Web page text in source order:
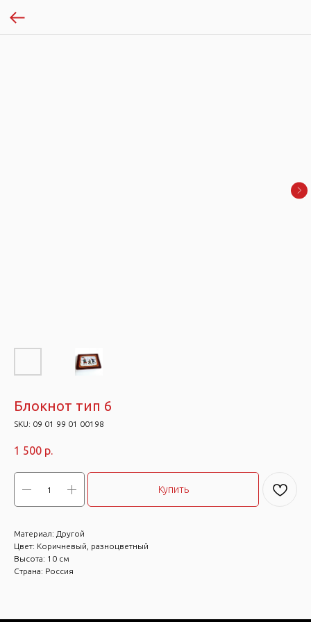
Блокнот тип 6
SKU: 09 01 99 01 00198
1 500 р.
Купить
Материал: Другой
Цвет: Коричневый, разноцветный
Высота: 10 см
Страна: Россия